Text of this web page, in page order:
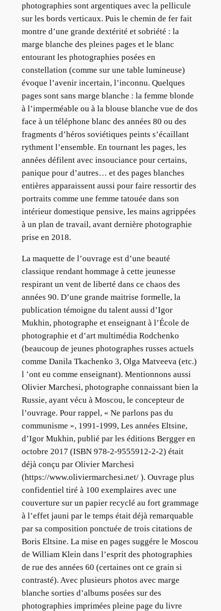
photographies sont argentiques avec la pellicule
sur les bords verticaux. Puis le chemin de fer fait
montre d’une grande dextérité et sobriété : la
marge blanche des pleines pages et le blanc
entourant les photographies posées en
constellation (comme sur une table lumineuse)
évoque l’avenir incertain, l’inconnu. Quelques
pages sont sans marge blanche : la femme blonde
à l’imperméable ou à la blouse blanche vue de dos
face à un téléphone blanc des années 80 ou des
fragments d’héros soviétiques peints s’écaillant
rythment l’ensemble. En tournant les pages, les
années défilent avec insouciance pour certains,
panique pour d’autres… et des pages blanches
entières apparaissent aussi pour faire ressortir des
portraits comme une femme tatouée dans son
intérieur domestique pensive, les mains agrippées
à un plan de travail, avant dernière photographie
prise en 2018.
La maquette de l’ouvrage est d’une beauté
classique rendant hommage à cette jeunesse
respirant un vent de liberté dans ce chaos des
années 90. D’une grande maitrise formelle, la
publication témoigne du talent aussi d’Igor
Mukhin, photographe et enseignant à l’École de
photographie et d’art multimédia Rodchenko
(beaucoup de jeunes photographes russes actuels
comme Danila Tkachenko 3, Olga Matveeva (etc.)
l ’ont eu comme enseignant). Mentionnons aussi
Olivier Marchesi, photographe connaissant bien la
Russie, ayant vécu à Moscou, le concepteur de
l’ouvrage. Pour rappel, « Ne parlons pas du
communisme », 1991-1999, Les années Eltsine,
d’Igor Mukhin, publié par les éditions Bergger en
octobre 2017 (ISBN 978-2-9555912-2-2) était
déjà conçu par Olivier Marchesi
(https://www.oliviermarchesi.net/ ). Ouvrage plus
confidentiel tiré à 100 exemplaires avec une
couverture sur un papier recyclé au fort grammage
à l’effet jauni par le temps était déjà remarquable
par sa composition ponctuée de trois citations de
Boris Eltsine. La mise en pages suggére le Moscou
de William Klein dans l’esprit des photographies
de rue des années 60 (certaines ont ce grain si
contrasté). Avec plusieurs photos avec marge
blanche sorties d’albums posées sur des
photographies imprimées pleine page du livre